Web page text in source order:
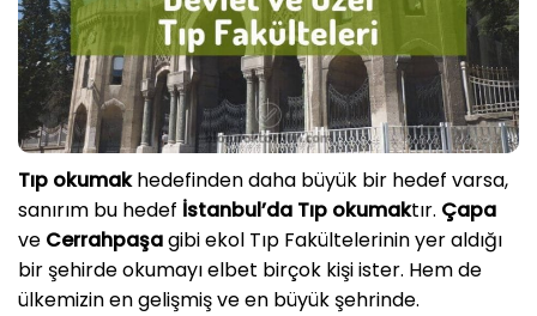
Tıp okumakhedefinden daha büyük bir hedef varsa,
sanırım bu hedef İstanbul’da Tıp okumaktır. Çapa
ve Cerrahpaşagibi ekol Tıp Fakültelerinin yer aldığı
bir şehirde okumayı elbet birçok kişi ister. Hem de
ülkemizin en gelişmiş ve en büyük şehrinde.